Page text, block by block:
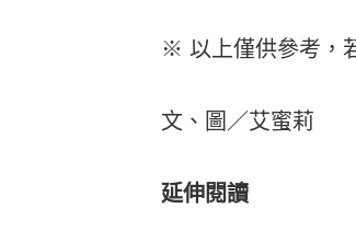
※ 以上僅供參考，
文、圖／艾蜜莉
延伸閱讀